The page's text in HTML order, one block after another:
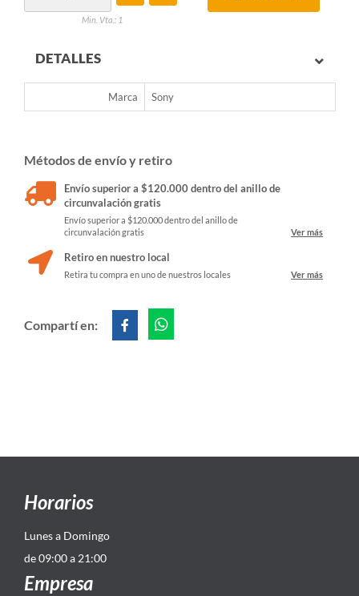
Min. Vta.: 1
DETALLES
Marca Sony
Métodos de envío y retiro
Envío superior a $120.000 dentro del anillo de
circunvalación gratis
Envío superior a $120.000 dentro del anillo de
circunvalación gratis
Ver más
Retiro en nuestro local
Retira tu compra en uno de nuestros locales Ver más
Compartí en:
Horarios
Lunes a Domingo
de 09:00 a 21:00
Empresa